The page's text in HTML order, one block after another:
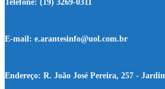
Telefone: (19) 3269-0311
E-mail: e.arantesinfo@uol.com.br
Endereço: R. João José Pereira, 257 -